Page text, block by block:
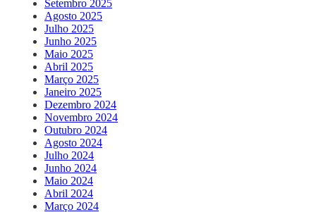
Setembro 2025
Agosto 2025
Julho 2025
Junho 2025
Maio 2025
Abril 2025
Março 2025
Janeiro 2025
Dezembro 2024
Novembro 2024
Outubro 2024
Agosto 2024
Julho 2024
Junho 2024
Maio 2024
Abril 2024
Março 2024